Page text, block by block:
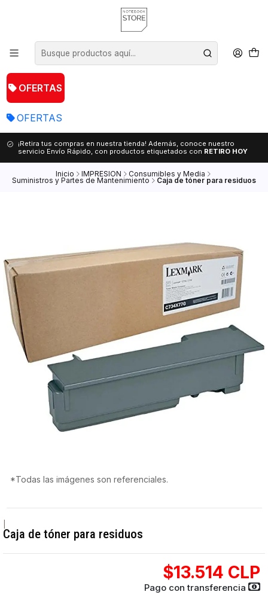
OFERTAS
OFERTAS
¡Retira tus compras en nuestra tienda! Además, conoce nuestro
servicio Envío Rápido, con productos etiquetados con RETIRO HOY
Inicio IMPRESION Consumibles y Media
Suministros y Partes de Mantenimiento Caja de tóner para residuos
*Todas las imágenes son referenciales.
Caja de tóner para residuos
$13.514 CLP
Pago con transferencia